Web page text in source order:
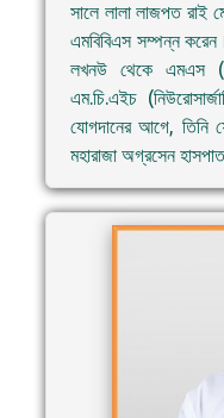
সালে লালা লাজপত রাই
এমবিবিএস সম্পন্ন
লখনউ থেকে এমএস
এম.চি.এইচ
যোগদানের আগে, তিনি
মহারাজা অগ্রসেন